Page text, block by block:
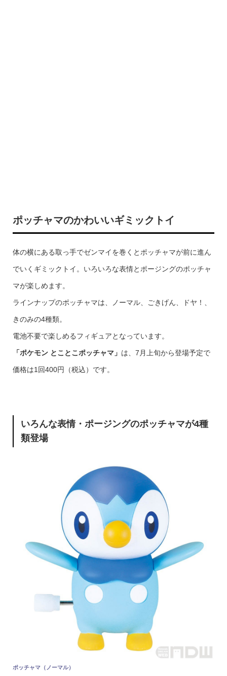
ポッチャマのかわいいギミックトイ
体の横にある取っ手でゼンマイを巻くとポッチャマが前に進ん
でいくギミックトイ。いろいろな表情とポージングのポッチャ
マが楽しめます。
ラインナップのポッチャマは、ノーマル、ごきげん、ドヤ！、
きのみの4種類。
電池不要で楽しめるフィギュアとなっています。
「ポケモン とことこポッチャマ」 は、7月上旬から登場予定で
価格は1回400円（税込）です。
いろんな表情・ポージングのポッチャマが4種
類登場
ポッチャマ（ノーマル）